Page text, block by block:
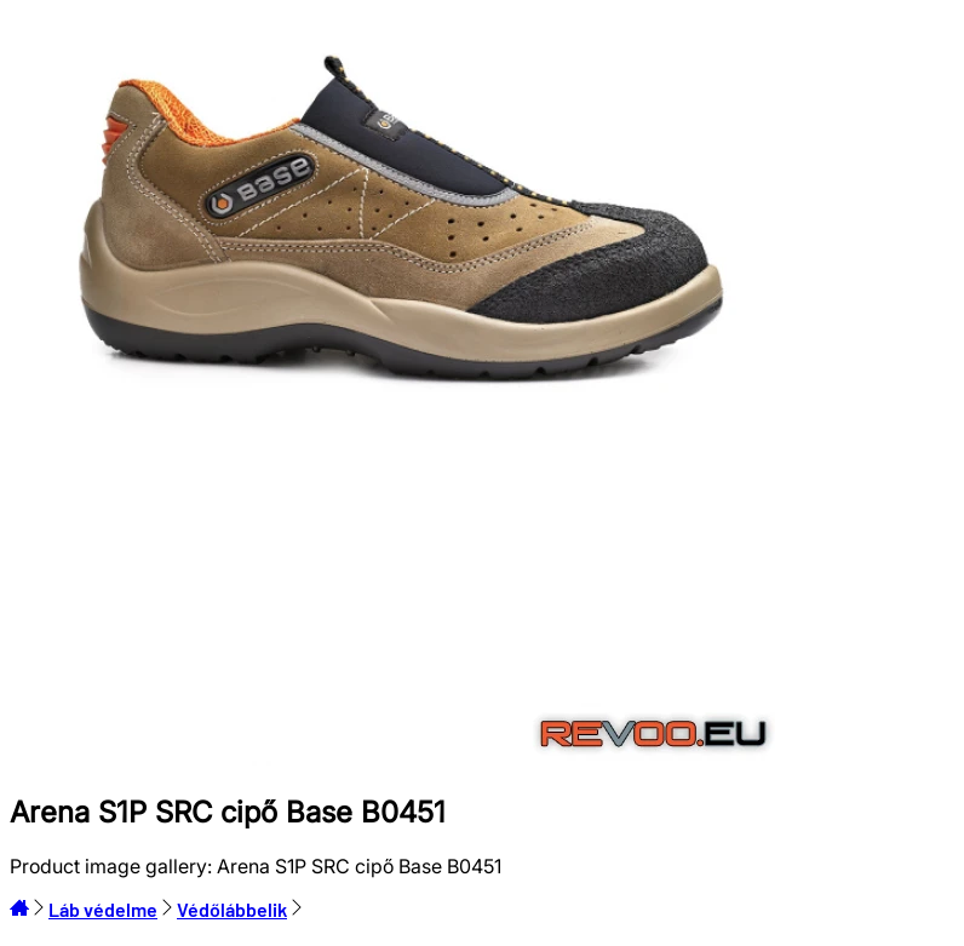
Arena S1P SRC cipő Base B0451
Product image gallery: Arena S1P SRC cipő Base B0451
Láb védelme Védőlábbelik